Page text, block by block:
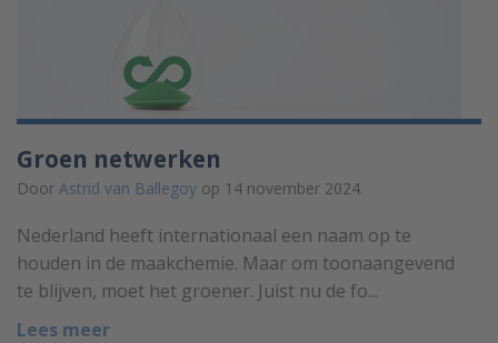
Groen netwerken
Door Astrid van Ballegoy op 14 november 2024.
Nederland heeft internationaal een naam op te
houden in de maakchemie. Maar om toonaangevend
te blijven, moet het groener. Juist nu de fo...
Lees meer